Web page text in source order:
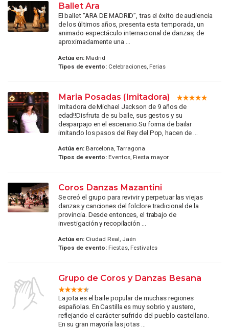
Ballet Ara
El ballet “ARA DE MADRID”, tras el éxito de audiencia
de los últimos años, presenta esta temporada, un
animado espectáculo internacional de danzas, de
aproximadamente una ...
Actúa en:Madrid
Tipos de evento:Celebraciones, Ferias
Maria Posadas (Imitadora)
Imitadora de Michael Jackson de 9 años de
edad!!Disfruta de su baile, sus gestos y su
desparpajo en el escenario.Su forma de bailar
imitando los pasos del Rey del Pop, hacen de ...
Actúa en:Barcelona, Tarragona
Tipos de evento:Eventos, Fiesta mayor
Coros Danzas Mazantini
Se creó el grupo para revivir y perpetuar las viejas
danzas y canciones del folclore tradicional de la
provincia. Desde entonces, el trabajo de
investigación y recopilación ...
Actúa en:Ciudad Real, Jaén
Tipos de evento:Fiestas, Festivales
Grupo de Coros y Danzas Besana
La jota es el baile popular de muchas regiones
españolas. En Castilla es muy sobrio y austero,
reflejando el carácter sufrido del pueblo castellano.
En su gran mayoría las jotas ...